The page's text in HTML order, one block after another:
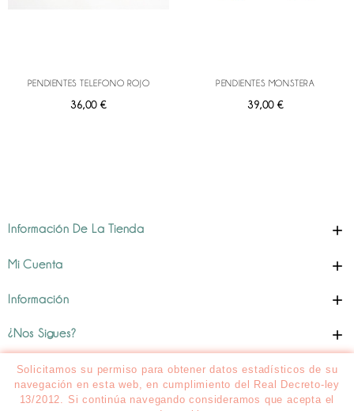
PENDIENTES TELEFONO ROJO
Precio
36,00 €
PENDIENTES MONSTERA
Precio
39,00 €
Información De La Tienda 
Mi Cuenta 
Información 
¿Nos Sigues? 
Solicitamos su permiso para obtener datos estadísticos de su
navegación en esta web, en cumplimiento del Real Decreto-ley
13/2012. Si continúa navegando consideramos que acepta el